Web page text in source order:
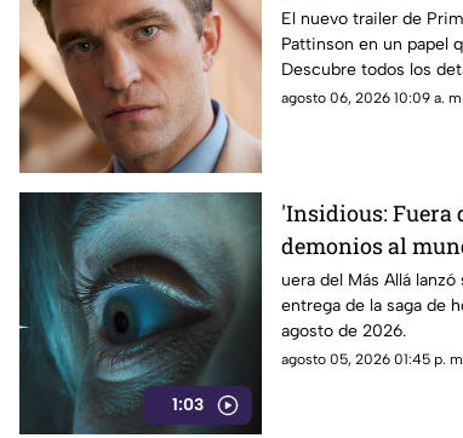
en hechos reales
El nuevo trailer de
Pattinson en un papel
Descubre todos los
película aquí.
agosto 06, 2026 10:09 a. m.
1:03
'Insidious: Fuera
demonios al
final
uera del Más Allá
entrega de la saga de
agosto de 2026.
agosto 05, 2026 01:45 p.